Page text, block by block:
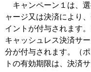
キャンペーン１は、
ャージ又は決済により
イントが付与されます
キャッシュレス決済サ
分が付与されます。（
トの有効期限は、決済